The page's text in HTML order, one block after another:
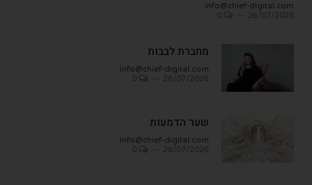
info@chief-digital.com
מחברת לבבות
info@chief-digital.com
שער הדמעות
info@chief-digital.com